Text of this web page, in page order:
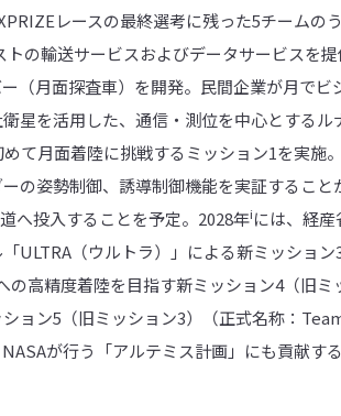
レースの最終選考に残った5チームの
の輸送サービスおよびデータサービスを
（月面探査車）を開発。民間企業が月でビ
星を活用した、通信・測位を中心とするル
て月面着陸に挑戦するミッション1を実施
の姿勢制御、誘導制御機能を実証すること
へ投入することを予定。2028年iには、経
ULTRA（ウルトラ）」による新ミッショ
の高精度着陸を目指す新ミッション4（旧ミ
ョン5（旧ミッション3）（正式名称：
が行う「アルテミス計画」にも貢献する